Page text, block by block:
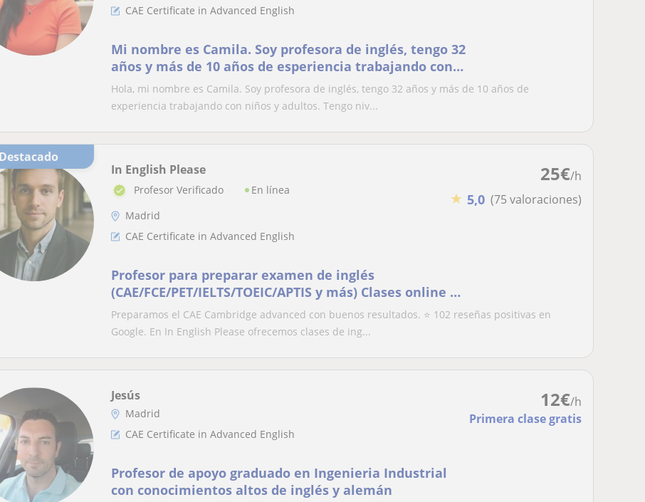
CAE Certificate in Advanced English
Mi nombre es Camila. Soy profesora de inglés, tengo 32
años y más de 10 años de esperiencia trabajando con
niños y adultos
Hola, mi nombre es Camila. Soy profesora de inglés, tengo 32 años y más de 10 años de
experiencia trabajando con niños y adultos. Tengo niv...
Destacado
25€/h
★ 5,0 (75 valoraciones)
In English Please
Profesor Verificado
En línea
Madrid
CAE Certificate in Advanced English
Profesor para preparar examen de inglés
(CAE/FCE/PET/IELTS/TOEIC/APTIS y más) Clases online o
a domicilio
Preparamos el CAE Cambridge advanced con buenos resultados. ⭐ 102 reseñas positivas en
Google. En In English Please ofrecemos clases de ing...
12€/h
Primera clase gratis
Jesús
Madrid
CAE Certificate in Advanced English
Profesor de apoyo graduado en Ingenieria Industrial
con conocimientos altos de inglés y alemán